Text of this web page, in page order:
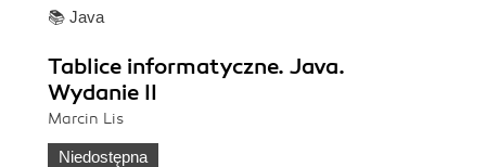
📚 Java
Tablice informatyczne. Java.
Wydanie II
Marcin Lis
Niedostępna